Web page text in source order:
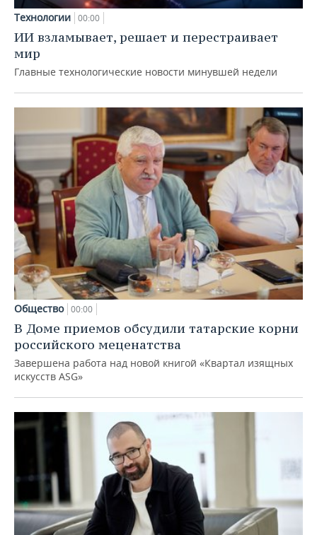
Технологии 00:00
ИИ взламывает, решает и перестраивает
мир
Главные технологические новости минувшей недели
Общество 00:00
В Доме приемов обсудили татарские корни
российского меценатства
Завершена работа над новой книгой «Квартал изящных
искусств ASG»